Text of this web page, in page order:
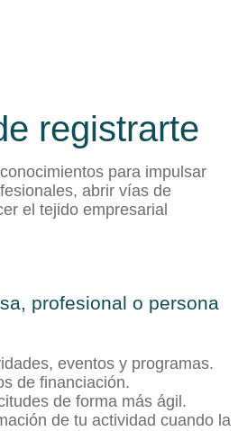
registrarte
para impulsar
abrir vías de
el tejido empresarial
profesional o persona
eventos y programas.
de financiación.
de forma más ágil.
de tu actividad cuando la